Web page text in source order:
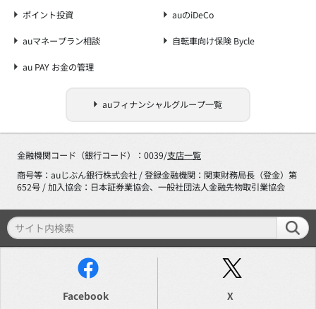
ポイント投資 auのiDeCo
auマネープラン相談 自転車向け保険 Bycle
au PAY お金の管理
auフィナンシャルグループ一覧
金融機関コード（銀行コード）：0039/支店一覧
商号等：auじぶん銀行株式会社 / 登録金融機関：関東財務局長（登金）第
652号 / 加入協会：日本証券業協会、一般社団法人金融先物取引業協会
Facebook X